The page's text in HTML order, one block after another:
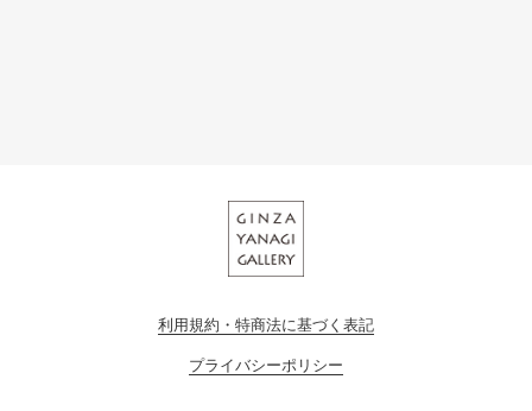
利用規約・特商法に基づく表記
プライバシーポリシー